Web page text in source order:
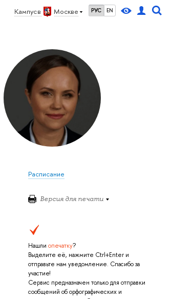
Кампус в Москве РУС EN
Расписание
Версия для печати
Нашли опечатку?
Выделите её, нажмите Ctrl+Enter и
отправьте нам уведомление. Спасибо за
участие!
Сервис предназначен только для отправки
сообщений об орфографических и